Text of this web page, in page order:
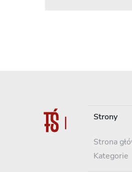
Strony
Strona
Kategorie